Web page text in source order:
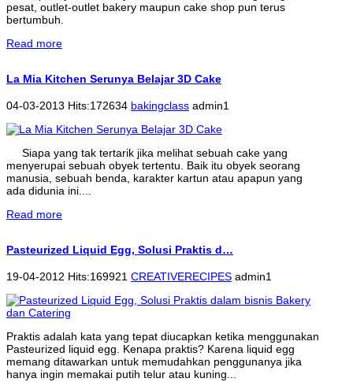
pesat, outlet-outlet bakery maupun cake shop pun terus
bertumbuh.
Read more
La Mia Kitchen Serunya Belajar 3D Cake
04-03-2013 Hits:172634 bakingclass admin1
Siapa yang tak tertarik jika melihat sebuah cake yang
menyerupai sebuah obyek tertentu. Baik itu obyek seorang
manusia, sebuah benda, karakter kartun atau apapun yang
ada didunia ini....
Read more
Pasteurized Liquid Egg, Solusi Praktis d…
19-04-2012 Hits:169921 CREATIVERECIPES admin1
Praktis adalah kata yang tepat diucapkan ketika menggunakan
Pasteurized liquid egg. Kenapa praktis? Karena liquid egg
memang ditawarkan untuk memudahkan penggunanya jika
hanya ingin memakai putih telur atau kuning...